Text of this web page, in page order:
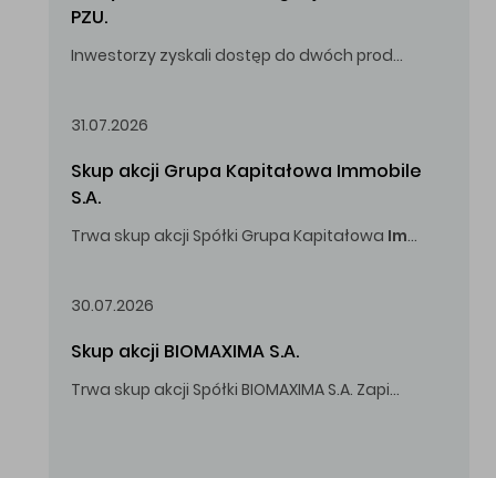
PZU.
Inwestorzy zyskali dostęp do dwóch produktów umożliwiających inwestowanie w obligacje skarbowe.
31.07.2026
Skup akcji Grupa Kapitałowa Immobile
S.A.
Trwa skup akcji Spółki Grupa Kapitałowa Immobile
30.07.2026
Skup akcji BIOMAXIMA S.A.
Trwa skup akcji Spółki BIOMAXIMA S.A. Zapisy do 4 sierpnia 2026 r. do godz. 16.00.